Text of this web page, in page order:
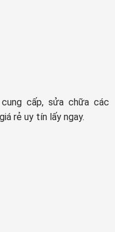
cấp, sửa chữa các
rẻ uy tín lấy ngay.